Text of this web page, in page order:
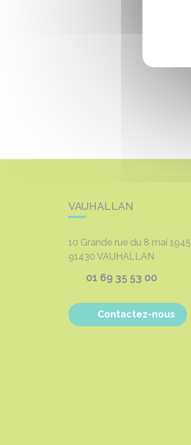
VAUHALLAN
10 Grande rue du 8 mai 1945
91430 VAUHALLAN
01 69 35 53 00
Contactez-nous